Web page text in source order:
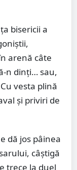
bisericii a
arenă câte
n dinți… sau,
vesta plină
și priviri de
dă jos pâinea
câștigă
trece la duel